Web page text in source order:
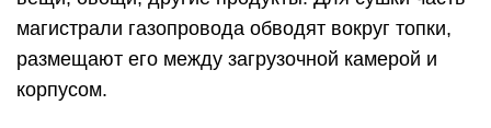
магистрали газопровода обводят вокруг топки,
размещают его между загрузочной камерой и
корпусом.